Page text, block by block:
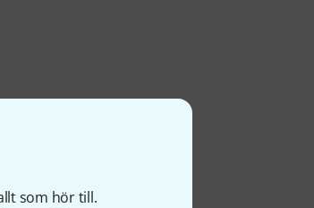
som hör till.